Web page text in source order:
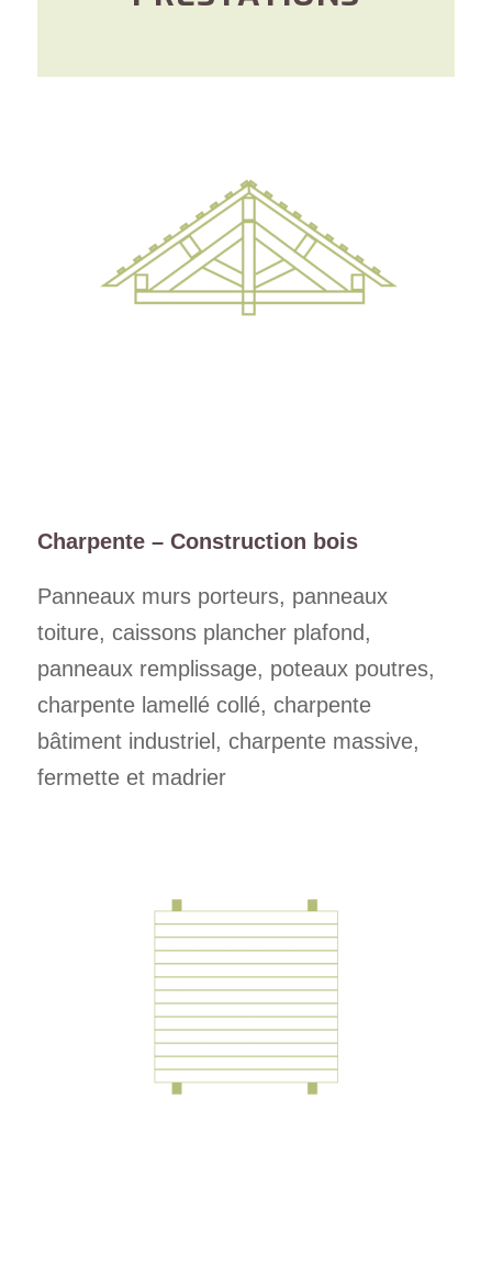
Charpente – Construction bois
Panneaux murs porteurs, panneaux
toiture, caissons plancher plafond,
panneaux remplissage, poteaux poutres,
charpente lamellé collé, charpente
bâtiment industriel, charpente massive,
fermette et madrier